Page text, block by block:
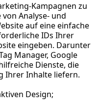
Kampagnen zu
von Analyse- und
auf eine einfache
IDs Ihrer
eingeben. Darunter
Manager, Google
Dienste, die
Ihrer Inhalte liefern.
Design;